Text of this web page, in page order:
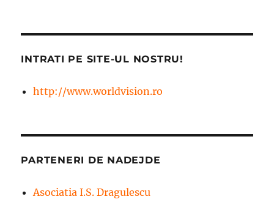
INTRATI PE SITE-UL NOSTRU!
http://www.worldvision.ro
PARTENERI DE NADEJDE
Asociatia I.S. Dragulescu